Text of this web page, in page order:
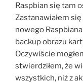
Raspbian się tam
Zastanawiałem
nowego
backup obrazu
Oczywiście
stwierdziłem, że
wszystkich, niż z